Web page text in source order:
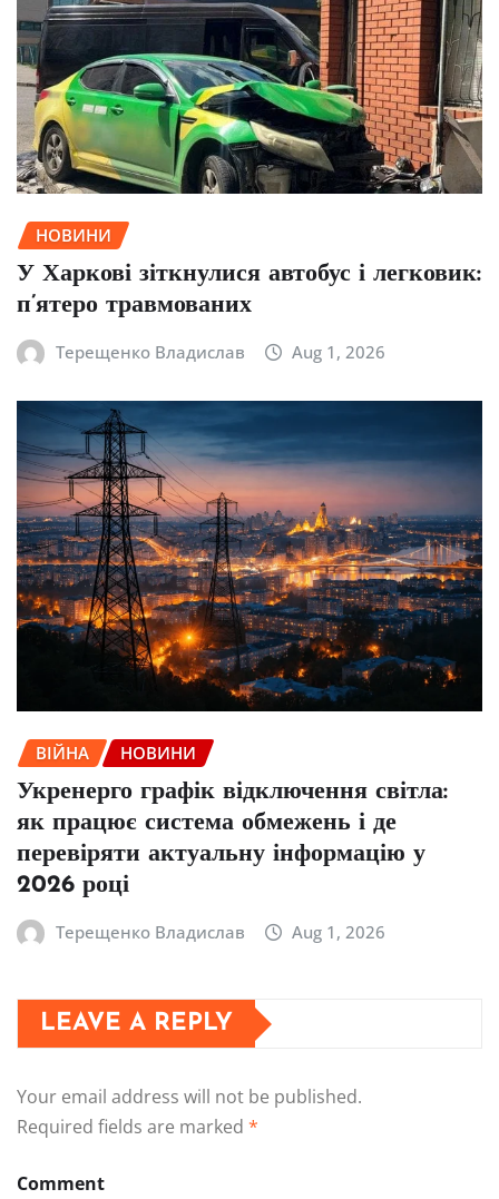
НОВИНИ
У Харкові зіткнулися автобус і легковик:
п’ятеро травмованих
Терещенко Владислав Aug 1, 2026
ВІЙНА НОВИНИ
Укренерго графік відключення світла:
як працює система обмежень і де
перевіряти актуальну інформацію у
2026 році
Терещенко Владислав Aug 1, 2026
LEAVE A REPLY
Your email address will not be published.
Required fields are marked *
Comment